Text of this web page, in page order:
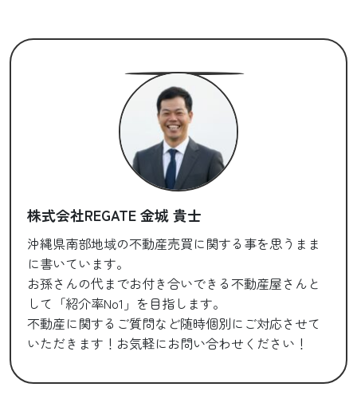
株式会社REGATE 金城 貴士
沖縄県南部地域の不動産売買に関する事を思うまま
に書いています。
お孫さんの代までお付き合いできる不動産屋さんと
して「紹介率No1」を目指します。
不動産に関するご質問など随時個別にご対応させて
いただきます！お気軽にお問い合わせください！